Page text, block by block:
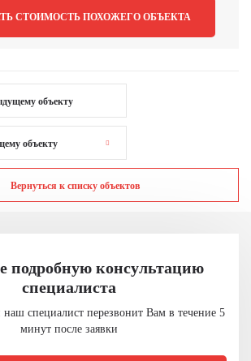
СТОИМОСТЬ ПОХОЖЕГО ОБЪЕКТА
объекту
Вернуться к списку объектов
объекту
подробную консультацию
специалиста
наш специалист перезвонит Вам в течение 5
минут после заявки